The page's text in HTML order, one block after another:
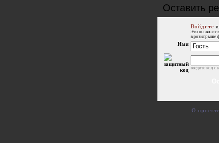
Оставить
Войдите
Это позволит
в розыгрыше
Имя
введите код с
О